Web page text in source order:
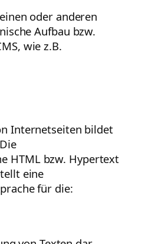
oder anderen
Aufbau bzw.
wie z.B.
Internetseiten bildet
HTML bzw. Hypertext
eine
für die: